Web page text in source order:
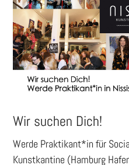
Wir suchen Dich!
Werde Praktikant*in für
Kunstkantine (Hamburg